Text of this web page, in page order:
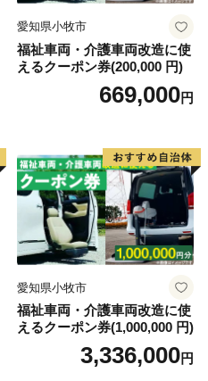
愛知県小牧市
福祉車両・介護車両改造に使
えるクーポン券(200,000 円)
669,000円
愛知県小牧市
福祉車両・介護車両改造に使
えるクーポン券(1,000,000 円)
3,336,000円